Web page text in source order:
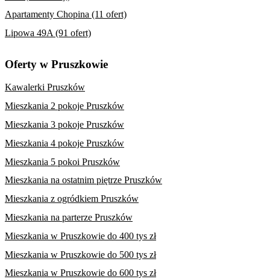
Apartamenty Chopina (11 ofert)
Lipowa 49A (91 ofert)
Oferty w Pruszkowie
Kawalerki Pruszków
Mieszkania 2 pokoje Pruszków
Mieszkania 3 pokoje Pruszków
Mieszkania 4 pokoje Pruszków
Mieszkania 5 pokoi Pruszków
Mieszkania na ostatnim piętrze Pruszków
Mieszkania z ogródkiem Pruszków
Mieszkania na parterze Pruszków
Mieszkania w Pruszkowie do 400 tys zł
Mieszkania w Pruszkowie do 500 tys zł
Mieszkania w Pruszkowie do 600 tys zł